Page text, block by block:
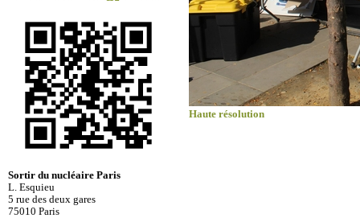
Sortir du nucléaire Paris
L. Esquieu
5 rue des deux gares
75010 Paris
Haute résolution